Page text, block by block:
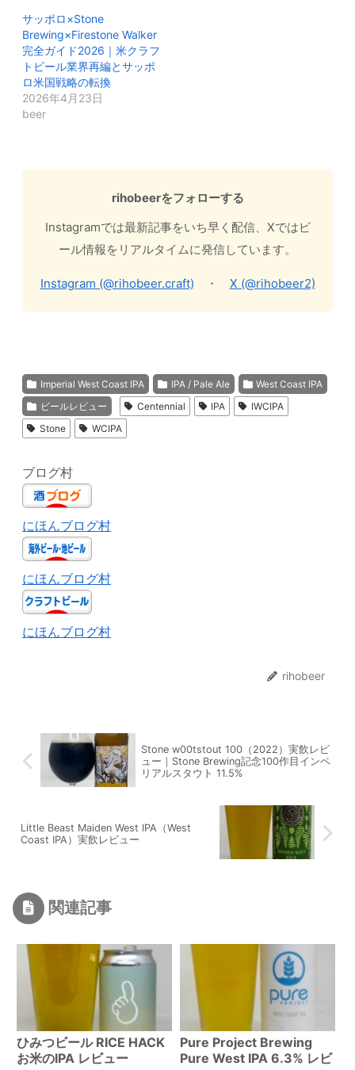
サッポロ×Stone
Brewing×Firestone Walker
完全ガイド2026｜米クラフ
トビール業界再編とサッポ
ロ米国戦略の転換
2026年4月23日
beer
rihobeerをフォローする
Instagramでは最新記事をいち早く配信、Xではビ
ール情報をリアルタイムに発信しています。
Instagram (@rihobeer.craft) ・ X (@rihobeer2)
Imperial West Coast IPA IPA / Pale Ale
West Coast IPA
ビールレビュー
Centennial IPA
IWCIPA
Stone
WCIPA
ブログ村
にほんブログ村
にほんブログ村
にほんブログ村
rihobeer
Stone w00tstout 100（2022）実飲レビ
ュー｜Stone Brewing記念100作目インペ
リアルスタウト 11.5%
Little Beast Maiden West IPA（West
Coast IPA）実飲レビュー
関連記事
ひみつビール RICE HACK
お米のIPA レビュー
Pure Project Brewing
Pure West IPA 6.3% レビ